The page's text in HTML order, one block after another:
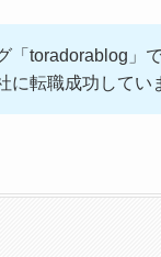
「toradorablog」
に転職成功してい